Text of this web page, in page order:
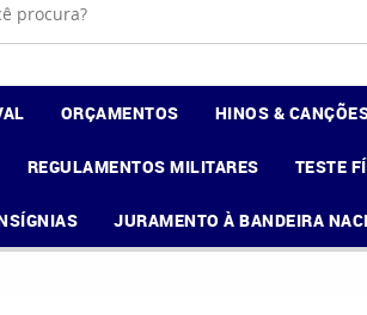
ORÇAMENTOS HINOS &
REGULAMENTOS MILITARES TESTE
JURAMENTO À BANDEIRA